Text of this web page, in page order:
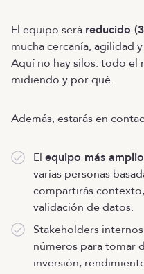
El equipo será reducido
mucha cercanía, agilidad
Aquí no hay silos: todo el
midiendo y por qué.
Además, estarás en
El equipo más
varias personas
compartirás
validación de datos.
Stakeholders
números para tomar
inversión,